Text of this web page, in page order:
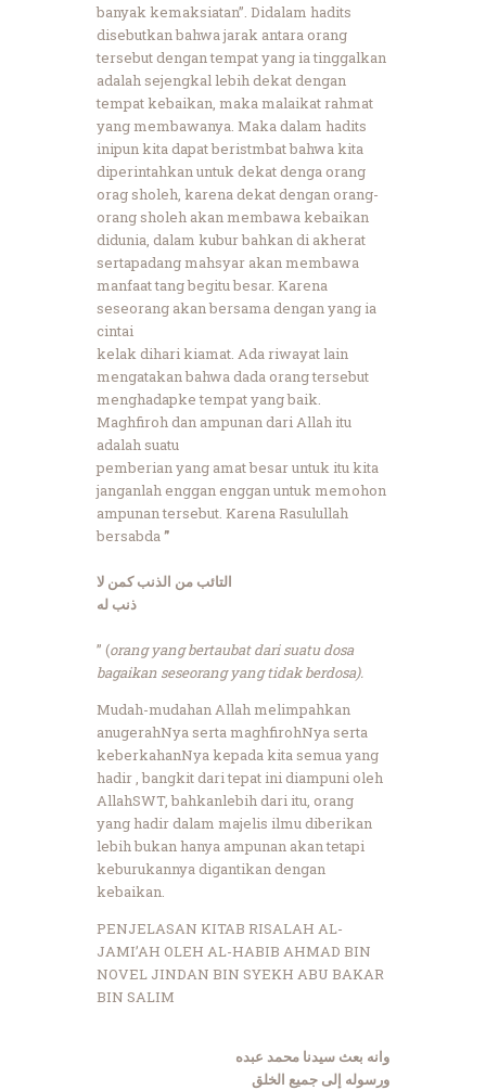
banyak kemaksiatan”. Didalam hadits
disebutkan bahwa jarak antara orang
tersebut dengan tempat yang ia tinggalkan
adalah sejengkal lebih dekat dengan
tempat kebaikan, maka malaikat rahmat
yang membawanya. Maka dalam hadits
inipun kita dapat beristmbat bahwa kita
diperintahkan untuk dekat denga orang
orag sholeh, karena dekat dengan orang-
orang sholeh akan membawa kebaikan
didunia, dalam kubur bahkan di akherat
sertapadang mahsyar akan membawa
manfaat tang begitu besar. Karena
seseorang akan bersama dengan yang ia
cintai
kelak dihari kiamat. Ada riwayat lain
mengatakan bahwa dada orang tersebut
menghadapke tempat yang baik.
Maghfiroh dan ampunan dari Allah itu
adalah suatu
pemberian yang amat besar untuk itu kita
janganlah enggan enggan untuk memohon
ampunan tersebut. Karena Rasulullah
bersabda”
التائب من الذنب كمن لا
ذنب له
” (orang yang bertaubat dari suatu dosa
bagaikan seseorang yang tidak berdosa).
Mudah-mudahan Allah melimpahkan
anugerahNya serta maghfirohNya serta
keberkahanNya kepada kita semua yang
hadir , bangkit dari tepat ini diampuni oleh
AllahSWT, bahkanlebih dari itu, orang
yang hadir dalam majelis ilmu diberikan
lebih bukan hanya ampunan akan tetapi
keburukannya digantikan dengan
kebaikan.
PENJELASAN KITAB RISALAH AL-
JAMI’AH OLEH AL-HABIB AHMAD BIN
NOVEL JINDAN BIN SYEKH ABU BAKAR
BIN SALIM
وانه بعث سيدنا محمد عبده
ورسوله إلى جميع الخلق